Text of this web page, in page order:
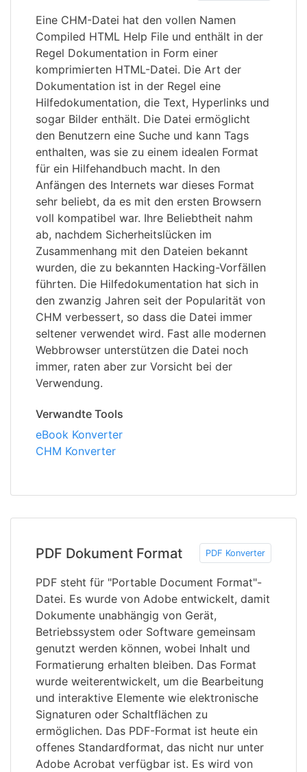
Eine CHM-Datei hat den vollen Namen
Compiled HTML Help File und enthält in der
Regel Dokumentation in Form einer
komprimierten HTML-Datei. Die Art der
Dokumentation ist in der Regel eine
Hilfedokumentation, die Text, Hyperlinks und
sogar Bilder enthält. Die Datei ermöglicht
den Benutzern eine Suche und kann Tags
enthalten, was sie zu einem idealen Format
für ein Hilfehandbuch macht. In den
Anfängen des Internets war dieses Format
sehr beliebt, da es mit den ersten Browsern
voll kompatibel war. Ihre Beliebtheit nahm
ab, nachdem Sicherheitslücken im
Zusammenhang mit den Dateien bekannt
wurden, die zu bekannten Hacking-Vorfällen
führten. Die Hilfedokumentation hat sich in
den zwanzig Jahren seit der Popularität von
CHM verbessert, so dass die Datei immer
seltener verwendet wird. Fast alle modernen
Webbrowser unterstützen die Datei noch
immer, raten aber zur Vorsicht bei der
Verwendung.
Verwandte Tools
eBook Konverter
CHM Konverter
PDF Dokument Format PDF Konverter
PDF steht für "Portable Document Format"-
Datei. Es wurde von Adobe entwickelt, damit
Dokumente unabhängig von Gerät,
Betriebssystem oder Software gemeinsam
genutzt werden können, wobei Inhalt und
Formatierung erhalten bleiben. Das Format
wurde weiterentwickelt, um die Bearbeitung
und interaktive Elemente wie elektronische
Signaturen oder Schaltflächen zu
ermöglichen. Das PDF-Format ist heute ein
offenes Standardformat, das nicht nur unter
Adobe Acrobat verfügbar ist. Es wird von